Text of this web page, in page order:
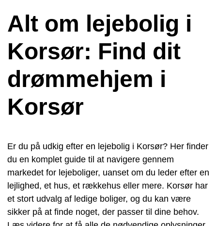
Alt om lejebolig i
Korsør: Find dit
drømmehjem i
Korsør
Er du på udkig efter en lejebolig i Korsør? Her finder
du en komplet guide til at navigere gennem
markedet for lejeboliger, uanset om du leder efter en
lejlighed, et hus, et rækkehus eller mere. Korsør har
et stort udvalg af ledige boliger, og du kan være
sikker på at finde noget, der passer til dine behov.